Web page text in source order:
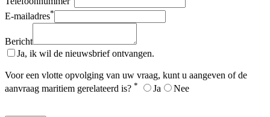
E-mailadres*
Bericht
Ja, ik wil de nieuwsbrief ontvangen.
Voor een vlotte opvolging van uw vraag, kunt u aangeven of de
aanvraag maritiem gerelateerd is? * Ja Nee